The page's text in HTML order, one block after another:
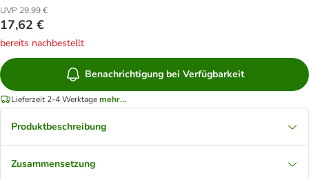
UVP 29,99 €
17,62 €
bereits nachbestellt
Benachrichtigung bei Verfügbarkeit
Lieferzeit 2-4 Werktagemehr...
Produktbeschreibung
Zusammensetzung